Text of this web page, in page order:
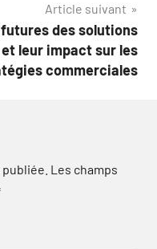
Article suivant
des solutions
leur impact sur les
commerciales
Les champs